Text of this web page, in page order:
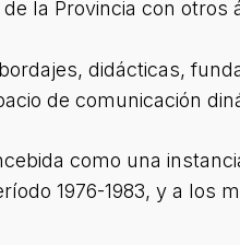
la Provincia con
didácticas,
de comunicación
como una
1976-1983, y a los